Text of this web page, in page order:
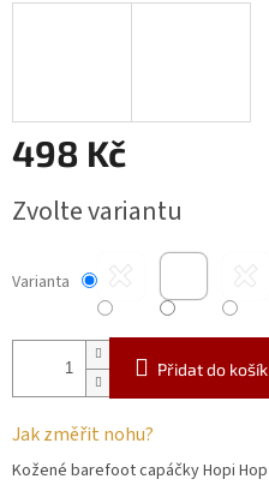
498 Kč
cena:
Zvolte variantu
Varianta
Přidat do
Jak změřit nohu?
Kožené barefoot capáčky Hopi